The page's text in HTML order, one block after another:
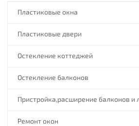
Пластиковые окна
Пластиковые двери
Остекление коттеджей
Остекление балконов
Пристройка,расширение балконов и
Ремонт окон